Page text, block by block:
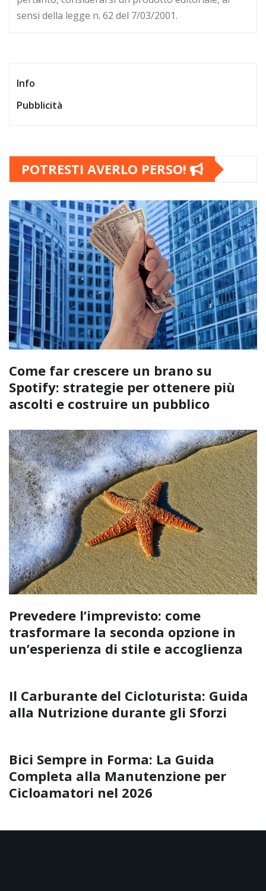
sensi della legge n. 62 del 7/03/2001.
Info
Pubblicità
POTRESTI AVERLO PERSO!
Come far crescere un brano su
Spotify: strategie per ottenere più
ascolti e costruire un pubblico
Prevedere l’imprevisto: come
trasformare la seconda opzione in
un’esperienza di stile e accoglienza
Il Carburante del Cicloturista: Guida
alla Nutrizione durante gli Sforzi
Bici Sempre in Forma: La Guida
Completa alla Manutenzione per
Cicloamatori nel 2026